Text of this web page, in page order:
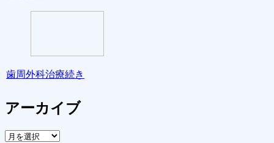
歯周外科治療続き
アーカイブ
ア